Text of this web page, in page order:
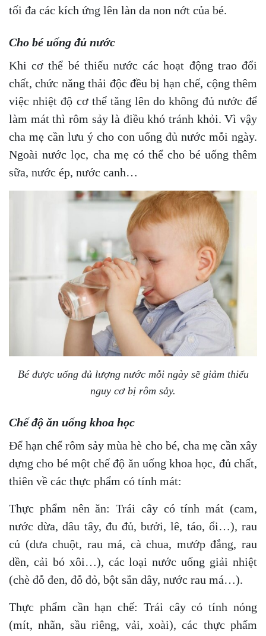
tối đa các kích ứng lên làn da non nớt của bé.
Cho bé uống đủ nước
Khi cơ thể bé thiếu nước các hoạt động trao đổi
chất, chức năng thải độc đều bị hạn chế, cộng thêm
việc nhiệt độ cơ thể tăng lên do không đủ nước để
làm mát thì rôm sảy là điều khó tránh khỏi. Vì vậy
cha mẹ cần lưu ý cho con uống đủ nước mỗi ngày.
Ngoài nước lọc, cha mẹ có thể cho bé uống thêm
sữa, nước ép, nước canh…
Bé được uống đủ lượng nước mỗi ngày sẽ giảm thiểu
nguy cơ bị rôm sảy.
Chế độ ăn uống khoa học
Để hạn chế rôm sảy mùa hè cho bé, cha mẹ cần xây
dựng cho bé một chế độ ăn uống khoa học, đủ chất,
thiên về các thực phẩm có tính mát:
Thực phẩm nên ăn: Trái cây có tính mát (cam,
nước dừa, dâu tây, đu đủ, bưởi, lê, táo, ổi…), rau
củ (dưa chuột, rau má, cà chua, mướp đắng, rau
dền, cải bó xôi…), các loại nước uống giải nhiệt
(chè đỗ đen, đỗ đỏ, bột sắn dây, nước rau má…).
Thực phẩm cần hạn chế: Trái cây có tính nóng
(mít, nhãn, sầu riêng, vải, xoài), các thực phẩm